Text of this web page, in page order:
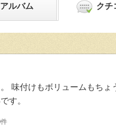
アルバム クチ
味付けもボリュームもち
す。